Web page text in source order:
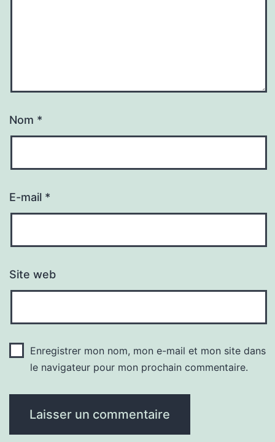
Nom *
E-mail *
Site web
Enregistrer mon nom, mon e-mail et mon site dans
le navigateur pour mon prochain commentaire.